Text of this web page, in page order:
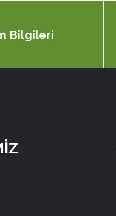
Bilgileri